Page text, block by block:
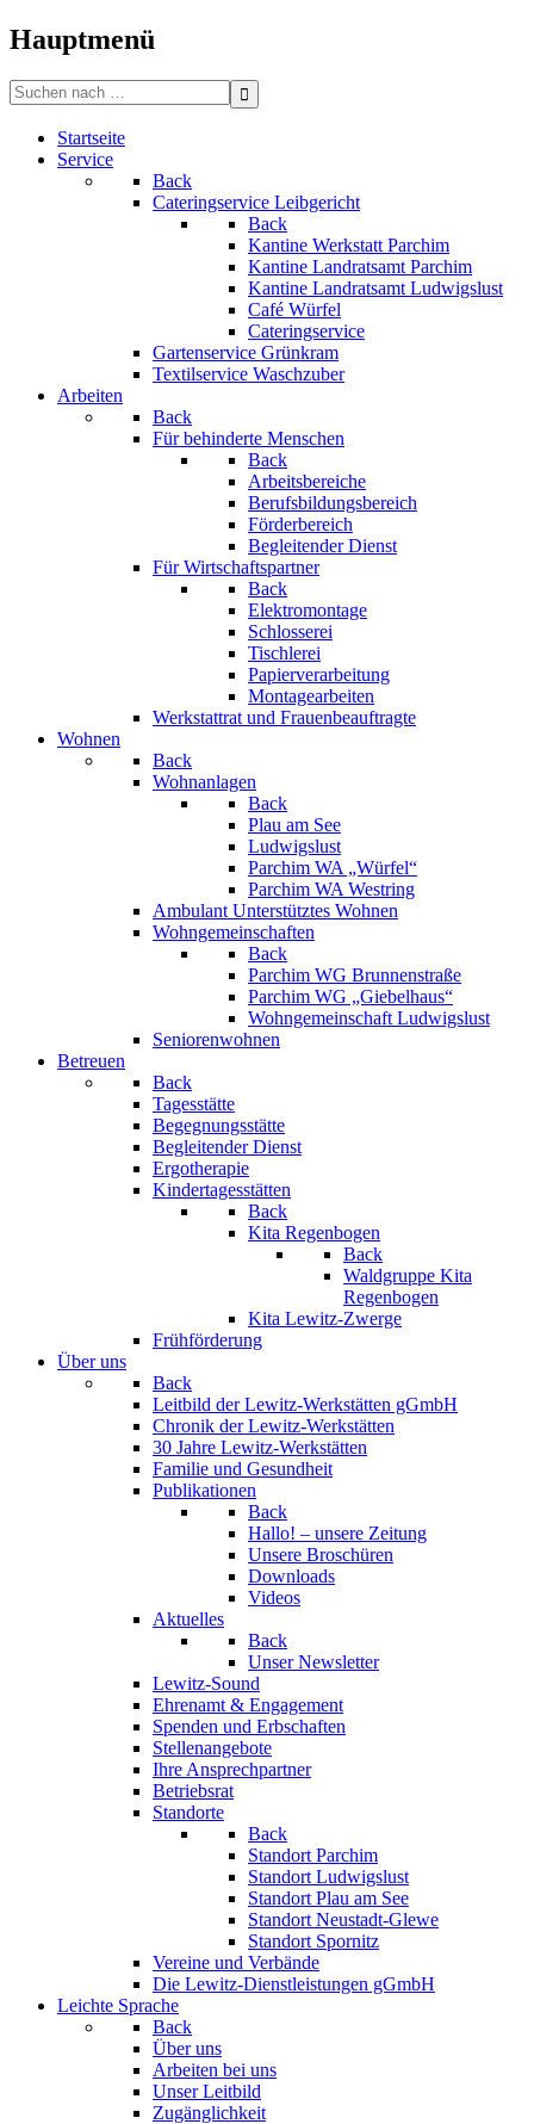
beachten
Sie:
Website
Barrierefreiheitssystem.
Hauptmenü
Search
for:
Startseite
Service
Back
Cateringservice Leibgericht
Back
Kantine Werkstatt Parchim
Kantine Landratsamt Parchim
Kantine Landratsamt Ludwigslust
Café Würfel
Cateringservice
Gartenservice Grünkram
Textilservice Waschzuber
Arbeiten
Back
Für behinderte Menschen
Back
Arbeitsbereiche
Berufsbildungsbereich
Förderbereich
Begleitender Dienst
Für Wirtschaftspartner
Back
Elektromontage
Schlosserei
Tischlerei
Papierverarbeitung
Montagearbeiten
Werkstattrat und Frauenbeauftragte
Wohnen
Back
Wohnanlagen
Back
Plau am See
Ludwigslust
Parchim WA „Würfel“
Parchim WA Westring
Ambulant Unterstütztes Wohnen
Wohngemeinschaften
Back
Parchim WG Brunnenstraße
Parchim WG „Giebelhaus“
Wohngemeinschaft Ludwigslust
Seniorenwohnen
Betreuen
Back
Tagesstätte
Begegnungsstätte
Begleitender Dienst
Ergotherapie
Kindertagesstätten
Back
Kita Regenbogen
Back
Waldgruppe Kita
Regenbogen
Kita Lewitz-Zwerge
Frühförderung
Über uns
Back
Leitbild der Lewitz-Werkstätten gGmbH
Chronik der Lewitz-Werkstätten
30 Jahre Lewitz-Werkstätten
Familie und Gesundheit
Publikationen
Back
Hallo! – unsere Zeitung
Unsere Broschüren
Downloads
Videos
Aktuelles
Back
Unser Newsletter
Lewitz-Sound
Ehrenamt & Engagement
Spenden und Erbschaften
Stellenangebote
Ihre Ansprechpartner
Betriebsrat
Standorte
Back
Standort Parchim
Standort Ludwigslust
Standort Plau am See
Standort Neustadt-Glewe
Standort Spornitz
Vereine und Verbände
Die Lewitz-Dienstleistungen gGmbH
Leichte Sprache
Back
Über uns
Arbeiten bei uns
Unser Leitbild
Zugänglichkeit